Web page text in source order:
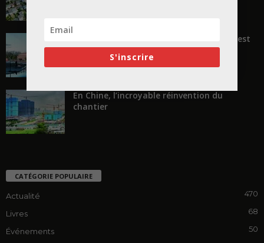
« Transformer plutôt que démolir, ce n’est
pas regarder en arrière...
En Chine, l’incroyable réinvention du
chantier
CATÉGORIE POPULAIRE
Actualité 470
Livres 68
Événements
50
S'inscrire